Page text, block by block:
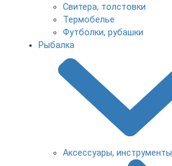
Свитера, толстовки
Термобелье
Футболки, рубашки
Рыбалка
Аксессуары, инструменты